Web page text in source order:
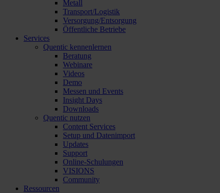
Metall
Transport/Logistik
Versorgung/Entsorgung
Öffentliche Betriebe
Services
Quentic kennenlernen
Beratung
Webinare
Videos
Demo
Messen und Events
Insight Days
Downloads
Quentic nutzen
Content Services
Setup und Datenimport
Updates
Support
Online-Schulungen
VISIONS
Community
Ressourcen